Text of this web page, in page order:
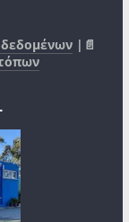
|📄